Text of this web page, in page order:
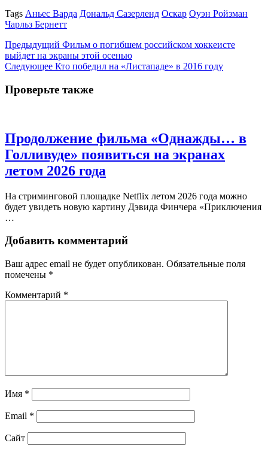
Tags Аньес Варда Дональд Сазерленд Оскар Оуэн Ройзман
Чарльз Бернетт
Предыдущий Фильм о погибшем российском хоккеисте
выйдет на экраны этой осенью
Следующее Кто победил на «Листападе» в 2016 году
Проверьте также
Продолжение фильма «Однажды… в
Голливуде» появиться на экранах
летом 2026 года
На стриминговой площадке Netflix летом 2026 года можно
будет увидеть новую картину Дэвида Финчера «Приключения
…
Добавить комментарий
Ваш адрес email не будет опубликован. Обязательные поля
помечены *
Комментарий *
Имя *
Email *
Сайт